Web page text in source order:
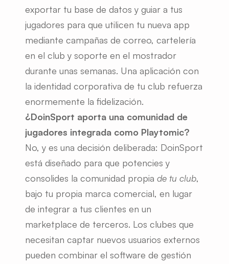
exportar tu base de datos y guiar a tus
jugadores para que utilicen tu nueva app
mediante campañas de correo, cartelería
en el club y soporte en el mostrador
durante unas semanas. Una aplicación con
la identidad corporativa de tu club refuerza
enormemente la fidelización.
¿DoinSport aporta una comunidad de
jugadores integrada como Playtomic?
No, y es una decisión deliberada: DoinSport
está diseñado para que potencies y
consolides la comunidad propia de tu club,
bajo tu propia marca comercial, en lugar
de integrar a tus clientes en un
marketplace de terceros. Los clubes que
necesitan captar nuevos usuarios externos
pueden combinar el software de gestión